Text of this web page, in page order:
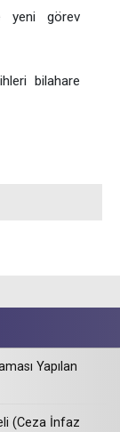
yeni görev
bilahare
Yapılan
(Ceza İnfaz